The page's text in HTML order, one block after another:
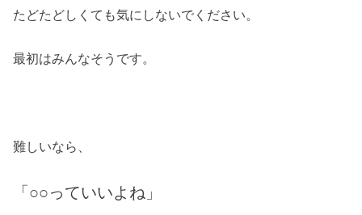
たどたどしくても気にしないでください。
最初はみんなそうです。
難しいなら、
「○○っていいよね」